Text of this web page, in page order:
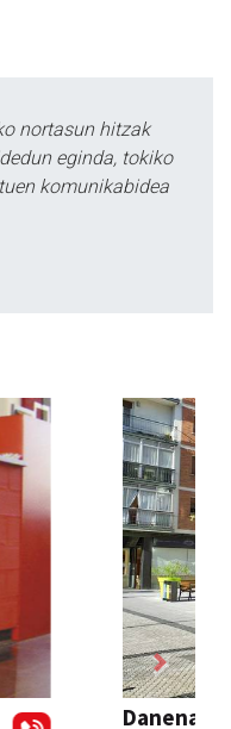
nortasun hitzak
eginda, tokiko
komunikabidea
Next